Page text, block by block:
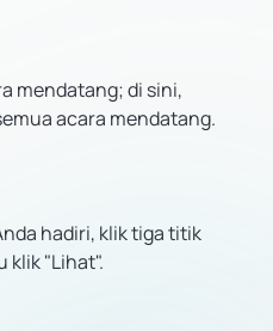
mendatang; di sini,
acara mendatang.
hadiri, klik tiga titik
klik "Lihat".